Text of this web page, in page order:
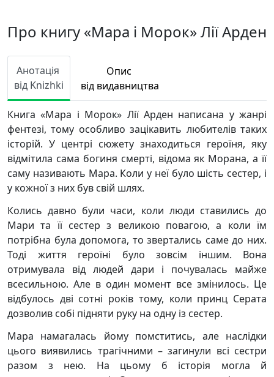
Про книгу «Мара і Морок» Лії Арден
Анотація
від Knizhki
Опис
від видавництва
Книга «Мара і Морок» Лії Арден написана у жанрі
фентезі, тому особливо зацікавить любителів таких
історій. У центрі сюжету знаходиться героїня, яку
відмітила сама богиня смерті, відома як Морана, а її
саму називають Мара. Коли у неї було шість сестер, і
у кожної з них був свій шлях.
Колись давно були часи, коли люди ставились до
Мари та її сестер з великою повагою, а коли їм
потрібна була допомога, то звертались саме до них.
Тоді життя героїні було зовсім іншим. Вона
отримувала від людей дари і почувалась майже
всесильною. Але в один момент все змінилось. Це
відбулось дві сотні років тому, коли принц Серата
дозволив собі підняти руку на одну із сестер.
Мара намагалась йому помститись, але наслідки
цього виявились трагічними – загинули всі сестри
разом з нею. На цьому б історія могла й